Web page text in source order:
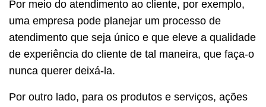
Por meio do atendimento ao cliente, por exemplo,
uma empresa pode planejar um processo de
atendimento que seja único e que eleve a qualidade
de experiência do cliente de tal maneira, que faça-o
nunca querer deixá-la.
Por outro lado, para os produtos e serviços, ações